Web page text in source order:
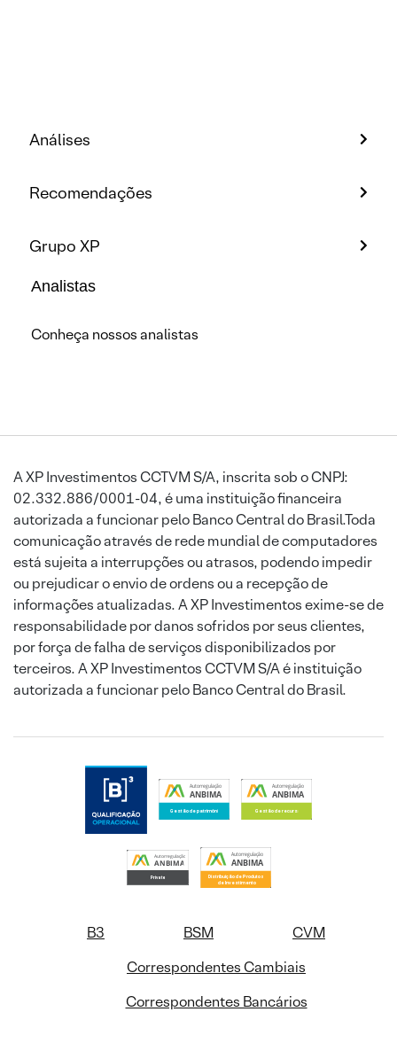
Análises
Recomendações
Grupo XP
Analistas
Conheça nossos analistas
A XP Investimentos CCTVM S/A, inscrita sob o CNPJ:
02.332.886/0001-04, é uma instituição financeira
autorizada a funcionar pelo Banco Central do Brasil.Toda
comunicação através de rede mundial de computadores
está sujeita a interrupções ou atrasos, podendo impedir
ou prejudicar o envio de ordens ou a recepção de
informações atualizadas. A XP Investimentos exime-se de
responsabilidade por danos sofridos por seus clientes,
por força de falha de serviços disponibilizados por
terceiros. A XP Investimentos CCTVM S/A é instituição
autorizada a funcionar pelo Banco Central do Brasil.
B3 BSM
CVM
Correspondentes Cambiais
Correspondentes Bancários